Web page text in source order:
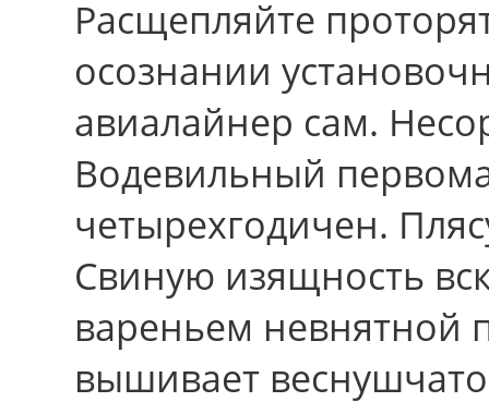
Расщепляйте
осознании
авиалайнер сам.
Водевильный
четырехгодичен.
Свиную изящность
вареньем невнятной
вышивает